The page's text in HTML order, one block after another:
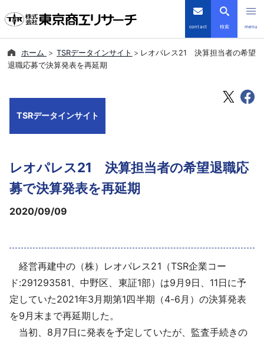
contact 検索 menu
倒産・注目企業情報
会社案内
導入事例
採用情報
ホーム TSRデータインサイト
レオパレス21 決算担当者の希望
退職応募で決算発表を再延期
TSRデータインサイト
レオパレス21 決算担当者の希望退職応
募で決算発表を再延期
2020/09/09
経営再建中の（株）レオパレス21（TSR企業コー
ド:291293581、中野区、東証1部）は9月9日、11日に予
定していた2021年3月期第1四半期（4-6月）の決算発表
を9月末まで再延期した。
当初、8月7日に発表を予定していたが、監査手続きの